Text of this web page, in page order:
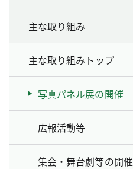
主な取り組み
主な取り組みトップ
写真パネル展の開催
広報活動等
集会・舞台劇等の開催